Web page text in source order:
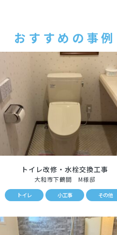
おすすめの事例
トイレ改修・水栓交換工事
大和市下鶴間 M様邸
トイレ 小工事 その他